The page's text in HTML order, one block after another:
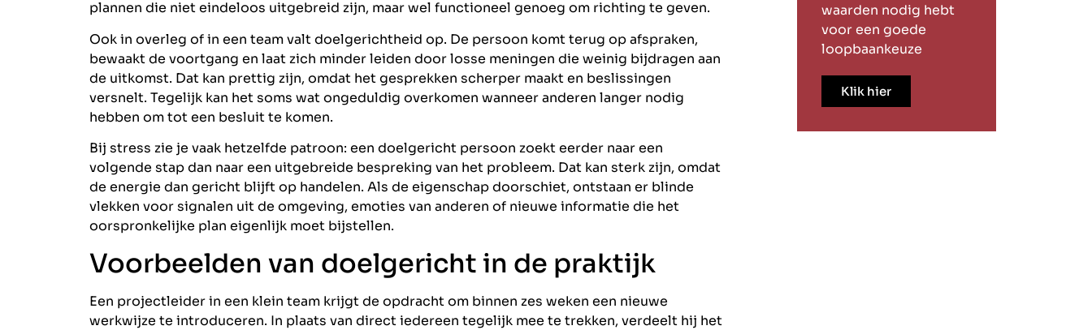
plannen die niet eindeloos uitgebreid zijn, maar wel functioneel genoeg om richting te geven.
Ook in overleg of in een team valt doelgerichtheid op. De persoon komt terug op afspraken,
bewaakt de voortgang en laat zich minder leiden door losse meningen die weinig bijdragen aan
de uitkomst. Dat kan prettig zijn, omdat het gesprekken scherper maakt en beslissingen
versnelt. Tegelijk kan het soms wat ongeduldig overkomen wanneer anderen langer nodig
hebben om tot een besluit te komen.
Bij stress zie je vaak hetzelfde patroon: een doelgericht persoon zoekt eerder naar een
volgende stap dan naar een uitgebreide bespreking van het probleem. Dat kan sterk zijn, omdat
de energie dan gericht blijft op handelen. Als de eigenschap doorschiet, ontstaan er blinde
vlekken voor signalen uit de omgeving, emoties van anderen of nieuwe informatie die het
oorspronkelijke plan eigenlijk moet bijstellen.
Voorbeelden van doelgericht in de praktijk
Een projectleider in een klein team krijgt de opdracht om binnen zes weken een nieuwe
werkwijze te introduceren. In plaats van direct iedereen tegelijk mee te trekken, verdeelt hij het
waarden nodig hebt
voor een goede
loopbaankeuze
Klik hier